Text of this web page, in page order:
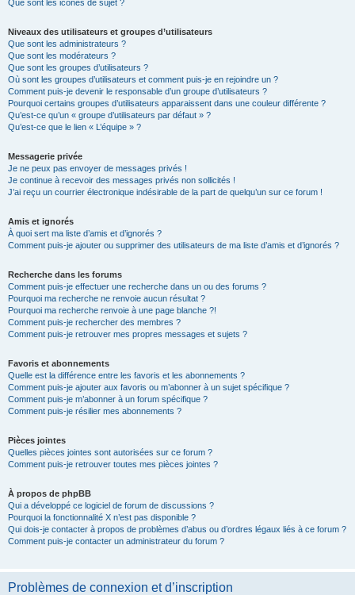
Que sont les icônes de sujet ?
Niveaux des utilisateurs et groupes d’utilisateurs
Que sont les administrateurs ?
Que sont les modérateurs ?
Que sont les groupes d’utilisateurs ?
Où sont les groupes d’utilisateurs et comment puis-je en rejoindre un ?
Comment puis-je devenir le responsable d’un groupe d’utilisateurs ?
Pourquoi certains groupes d’utilisateurs apparaissent dans une couleur différente ?
Qu’est-ce qu’un « groupe d’utilisateurs par défaut » ?
Qu’est-ce que le lien « L’équipe » ?
Messagerie privée
Je ne peux pas envoyer de messages privés !
Je continue à recevoir des messages privés non sollicités !
J’ai reçu un courrier électronique indésirable de la part de quelqu’un sur ce forum !
Amis et ignorés
À quoi sert ma liste d’amis et d’ignorés ?
Comment puis-je ajouter ou supprimer des utilisateurs de ma liste d’amis et d’ignorés ?
Recherche dans les forums
Comment puis-je effectuer une recherche dans un ou des forums ?
Pourquoi ma recherche ne renvoie aucun résultat ?
Pourquoi ma recherche renvoie à une page blanche ?!
Comment puis-je rechercher des membres ?
Comment puis-je retrouver mes propres messages et sujets ?
Favoris et abonnements
Quelle est la différence entre les favoris et les abonnements ?
Comment puis-je ajouter aux favoris ou m’abonner à un sujet spécifique ?
Comment puis-je m’abonner à un forum spécifique ?
Comment puis-je résilier mes abonnements ?
Pièces jointes
Quelles pièces jointes sont autorisées sur ce forum ?
Comment puis-je retrouver toutes mes pièces jointes ?
À propos de phpBB
Qui a développé ce logiciel de forum de discussions ?
Pourquoi la fonctionnalité X n’est pas disponible ?
Qui dois-je contacter à propos de problèmes d’abus ou d’ordres légaux liés à ce forum ?
Comment puis-je contacter un administrateur du forum ?
Problèmes de connexion et d’inscription